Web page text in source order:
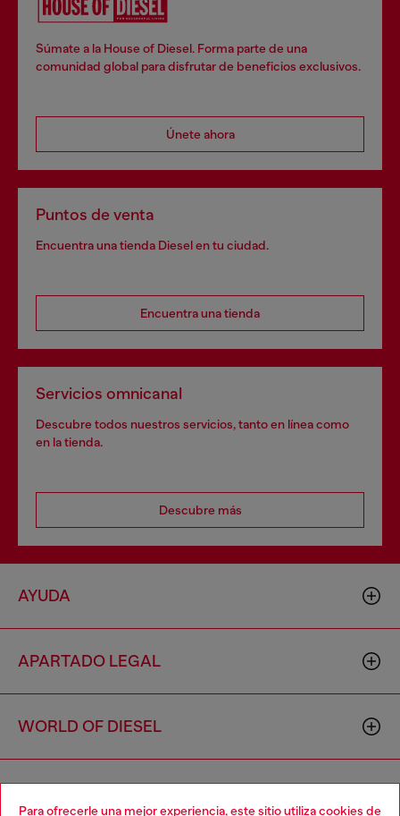
Para ofrecerle una mejor experiencia, este sitio utiliza cookies de
Súmate a la House of Diesel. Forma parte de una
comunidad global para disfrutar de beneficios exclusivos.
Únete ahora
Puntos de venta
Encuentra una tienda Diesel en tu ciudad.
Encuentra una tienda
Servicios omnicanal
Descubre todos nuestros servicios, tanto en línea como
en la tienda.
Descubre más
AYUDA
APARTADO LEGAL
WORLD OF DIESEL